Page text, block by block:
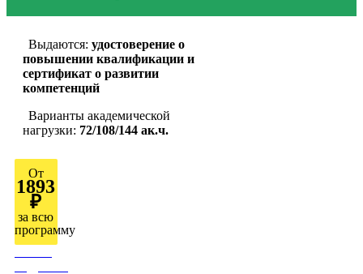
Выдаются: удостоверение о
повышении квалификации и
сертификат о развитии
компетенций
Варианты академической
нагрузки: 72/108/144 ак.ч.
От
1893
₽
за всю
программу